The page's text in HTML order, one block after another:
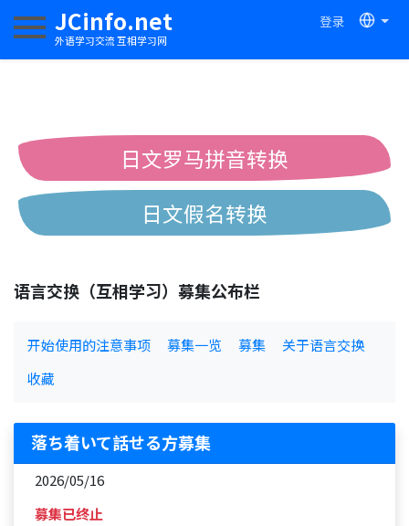
JCinfo.net
外语学习交流 互相学习网
登录
切换导航
日文罗马拼音转换
日文假名转换
语言交换（互相学习）募集公布栏
开始使用的注意事项 募集一览 募集
关于语言交换
收藏
落ち着いて話せる方募集
2026/05/16
募集已终止